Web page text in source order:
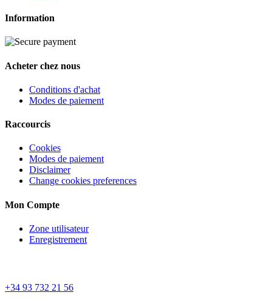
Information
Acheter chez nous
Conditions d'achat
Modes de paiement
Raccourcis
Cookies
Modes de paiement
Disclaimer
Change cookies preferences
Mon Compte
Zone utilisateur
Enregistrement
+34 93 732 21 56